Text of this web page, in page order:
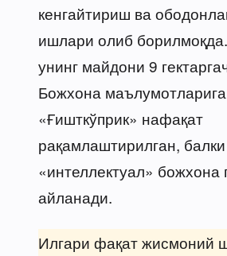
кенгайтириш ва
ишлари олиб
унинг майдони 9
Божхона
«Ғишткўприк» нафақат
рақамлаштирилган, балки
«интеллектуал» божхона
айланади.
Илгари фақат жисмоний